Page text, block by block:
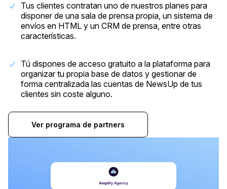
Tus clientes contratan uno de nuestros planes para
disponer de una sala de prensa propia, un sistema de
envíos en HTML y un CRM de prensa, entre otras
características.
Tú dispones de acceso gratuito a la plataforma para
organizar tu propia base de datos y gestionar de
forma centralizada las cuentas de NewsUp de tus
clientes sin coste alguno.
Ver programa de partners